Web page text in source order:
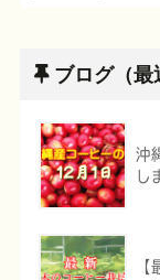
ブログ（最
沖
し